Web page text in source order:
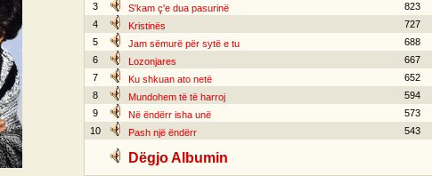
3
S'kam ç'e dua pasurinë
823
4
Kristinës
727
5
Jam sëmurë për sytë e tu
688
6
Lozonjares
667
7
Ku shkuan ato netë
652
8
Mundohem të të harroj
594
9
Në ëndërr isha unë
573
10
Pash një ëndërr 543
Dëgjo Albumin